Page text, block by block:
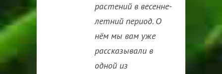
растений в весенне-
летний период. О
нём мы вам уже
рассказывали в
одной из